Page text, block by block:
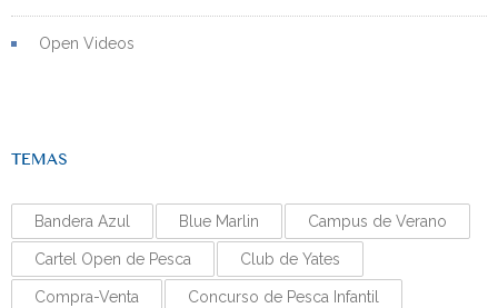
Open Videos
TEMAS
Bandera Azul Blue Marlin Campus de Verano
Cartel Open de Pesca Club de Yates
Compra-Venta Concurso de Pesca Infantil